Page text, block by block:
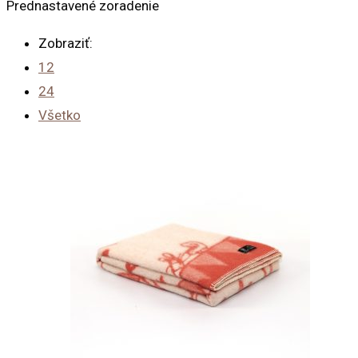
Prednastavené zoradenie
Zobraziť:
12
24
Všetko